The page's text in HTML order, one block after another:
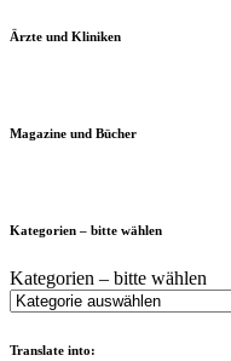
Ärzte und Kliniken
Magazine und Bücher
Kategorien – bitte wählen
Kategorien – bitte wählen
Translate into: